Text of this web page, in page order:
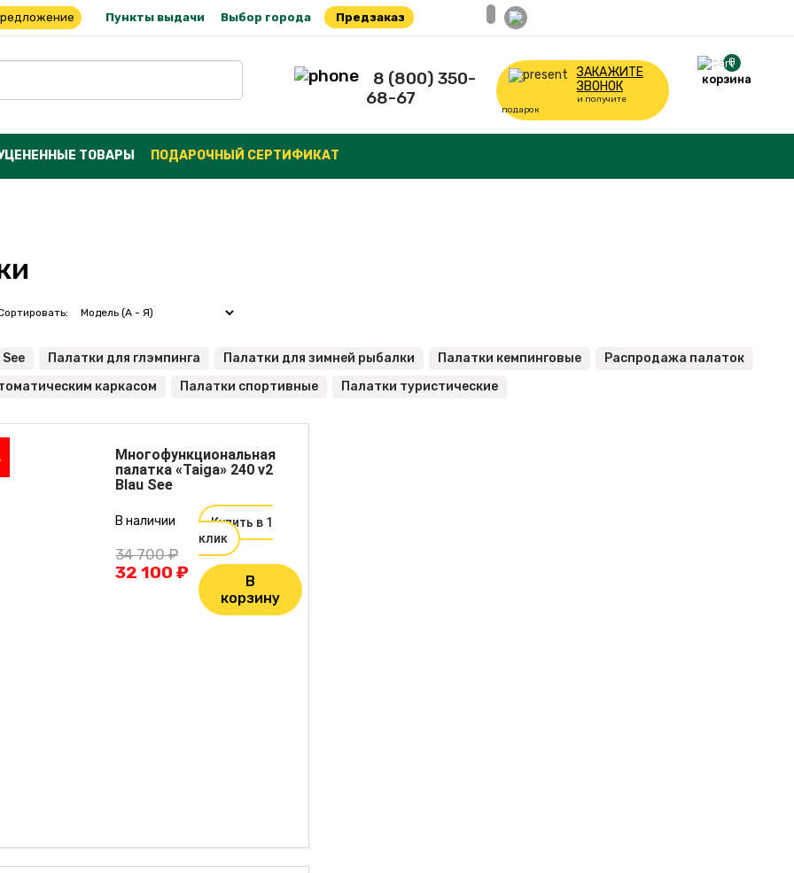
Пункты выдачи Выбор города Предзаказ
8 (800) 350-
68-67
ЗАКАЖИТЕ
ЗВОНОК
и получите
подарок
0
корзина
ТОВАРЫ ПОДАРОЧНЫЙ СЕРТИФИКАТ
Палатки для глэмпинга Палатки для зимней рыбалки Палатки кемпинговые
Распродажа палаток
каркасом
Палатки спортивные Палатки туристические
Многофункциональная
палатка «Taiga» 240 v2
Blau See
В наличии
34 700 ₽
32 100 ₽
Купить в 1
клик
В
корзину